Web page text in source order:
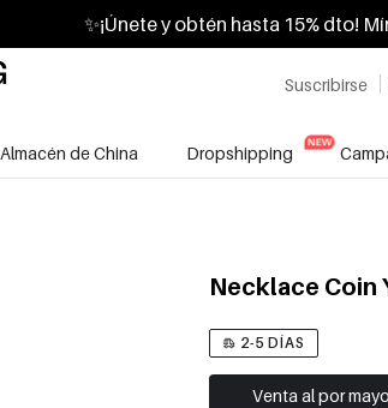
✨¡Únete y obtén hasta 15% dto!
Suscribirse
Almacén de China Dropshipping
Necklace Coin
2-5 DÍAS
Venta al por